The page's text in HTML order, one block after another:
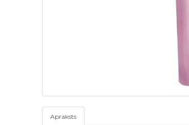
Apraksts